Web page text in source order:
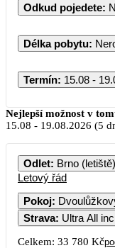
Odkud pojedete:
Délka pobytu:
Termín: 15.08 -
Nejlepší možnost v
15.08 - 19.08.2026 (5
Odlet: Brno
Letový řád
Pokoj:
Strava: Ultra All
Celkem: 33 780 Kč